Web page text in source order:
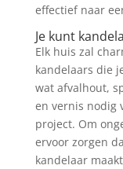
effectief naar
Je kunt
Elk huis zal
kandelaars die
wat afvalhout,
en vernis nodig
project. Om
ervoor zorgen
kandelaar